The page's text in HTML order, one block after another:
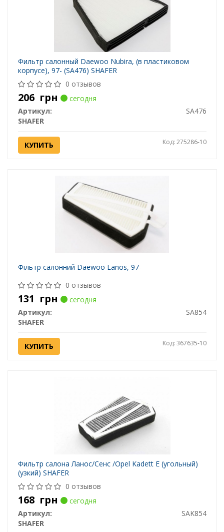
Фильтр салонный Daewoo Nubira, (в пластиковом
корпусе), 97- (SA476) SHAFER
0 отзывов
206 грн
сегодня
Артикул:
SA476
SHAFER
КУПИТЬ Код: 275286-10
Фільтр салонний Daewoo Lanos, 97-
0 отзывов
131 грн
сегодня
Артикул:
SA854
SHAFER
КУПИТЬ Код: 367635-10
Фильтр салона Ланос/Сенс /Opel Kadett E (угольный)
(узкий) SHAFER
0 отзывов
168 грн
сегодня
Артикул:
SAK854
SHAFER